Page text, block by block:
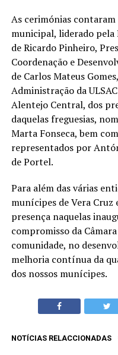
As cerimónias
municipal, liderado pela
de Ricardo Pinheiro,
Coordenação e
de Carlos Mateus
Administração da
Alentejo Central, dos
daquelas freguesias,
Marta Fonseca, bem
representados por
de Portel.
Para além das várias
munícipes de Vera
presença naquelas
compromisso da
comunidade, no
melhoria contínua da
dos nossos munícipes.
NOTÍCIAS RELACCIONADAS